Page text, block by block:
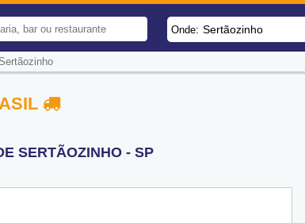
Onde: Sertãozinho
SERTÃOZINHO - SP